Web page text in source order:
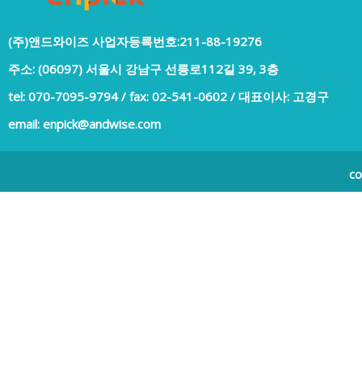
(주)앤드와이즈 사업자등록번호:211-88-19276
주소: ​(06097) 서울시 강남구 선릉로112길 39, 3층
tel: 070-7095-9794 / fax: 02-541-0602 / 대표이사: 고경구
email: enpick@andwise.com